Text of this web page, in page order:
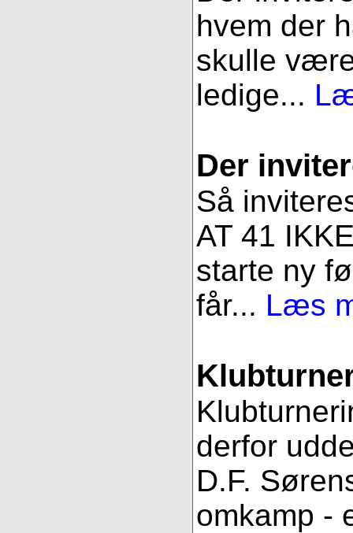
hvem der
skulle
ledige...
Der
Så
AT 41
starte ny
får... Læs
derfor
D.F.
omkamp -